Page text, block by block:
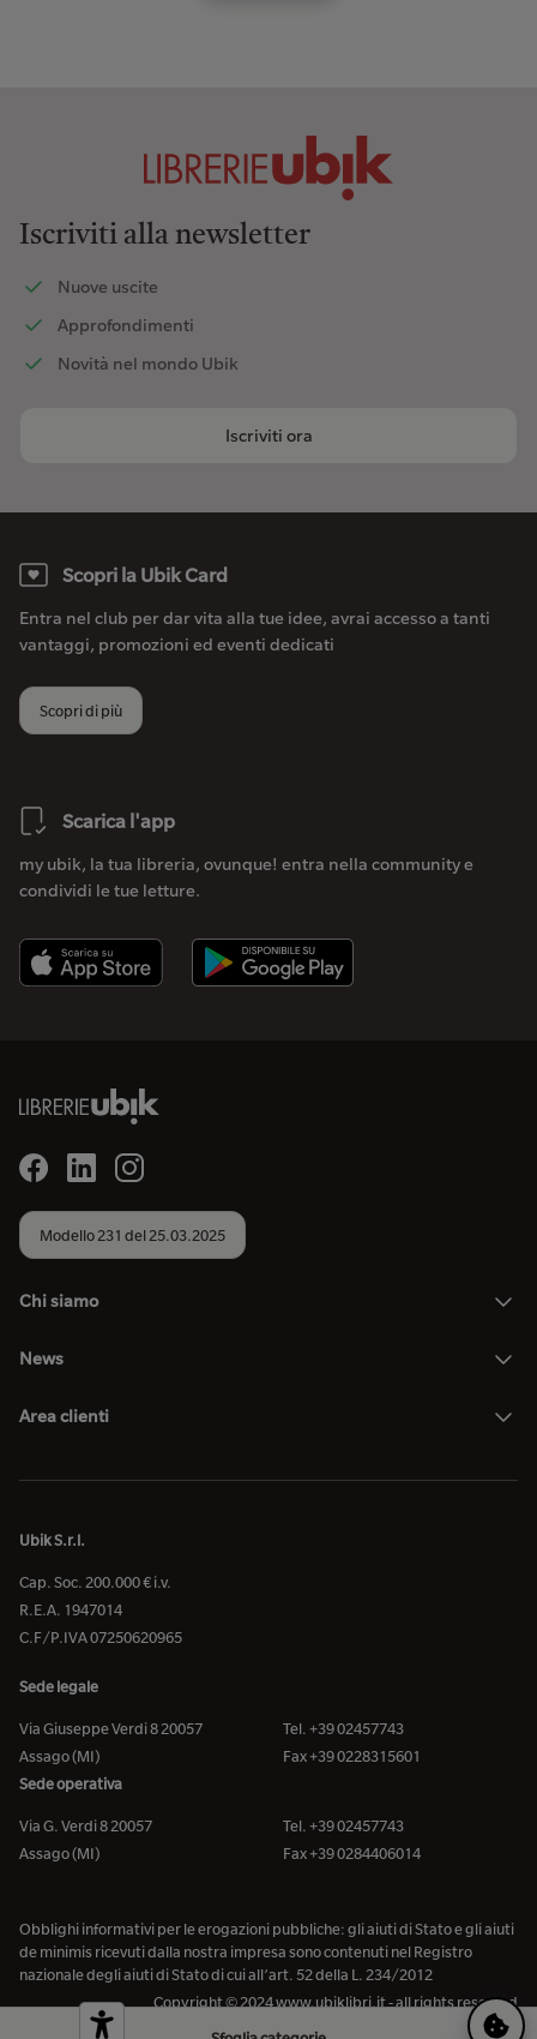
Iscriviti alla newsletter
Nuove uscite
Approfondimenti
Novità nel mondo Ubik
Iscriviti ora
Scopri la Ubik Card
Entra nel club per dar vita alla tue idee, avrai accesso a tanti
vantaggi, promozioni ed eventi dedicati
Scopri di più
Scarica l'app
my ubik, la tua libreria, ovunque! entra nella community e
condividi le tue letture.
Modello 231 del 25.03.2025
Chi siamo
News
Area clienti
Ubik S.r.l.
Cap. Soc. 200.000 € i.v.
R.E.A. 1947014
C.F/P.IVA 07250620965
Sede legale
Via Giuseppe Verdi 8 20057
Assago (MI)
Tel. +39 02457743
Fax +39 0228315601
Sede operativa
Via G. Verdi 8 20057
Assago (MI)
Tel. +39 02457743
Fax +39 0284406014
Obblighi informativi per le erogazioni pubbliche: gli aiuti di Stato e gli aiuti
de minimis ricevuti dalla nostra impresa sono contenuti nel Registro
nazionale degli aiuti di Stato di cui all’art. 52 della L. 234/2012
Copyright © 2024 www.ubiklibri.it - all rights reserved